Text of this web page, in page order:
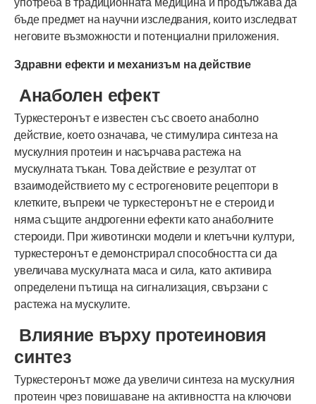
бъде предмет на научни изследвания, които изследват
неговите възможности и потенциални приложения.
Здравни ефекти и механизъм на действие
Анаболен ефект
Туркестеронът е известен със своето анаболно
действие, което означава, че стимулира синтеза на
мускулния протеин и насърчава растежа на
мускулната тъкан. Това действие е резултат от
взаимодействието му с естрогеновите рецептори в
клетките, въпреки че туркестеронът не е стероид и
няма същите андрогенни ефекти като анаболните
стероиди. При животински модели и клетъчни култури,
туркестеронът е демонстрирал способността си да
увеличава мускулната маса и сила, като активира
определени пътища на сигнализация, свързани с
растежа на мускулите.
Влияние върху протеиновия
синтез
Туркестеронът може да увеличи синтеза на мускулния
протеин чрез повишаване на активността на ключови